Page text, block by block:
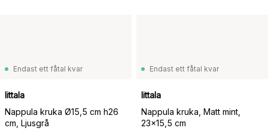
Endast ett fåtal kvar
Iittala
Nappula kruka Ø15,5 cm h26
cm, Ljusgrå
Endast ett fåtal kvar
Iittala
Nappula kruka, Matt mint,
23x15,5 cm